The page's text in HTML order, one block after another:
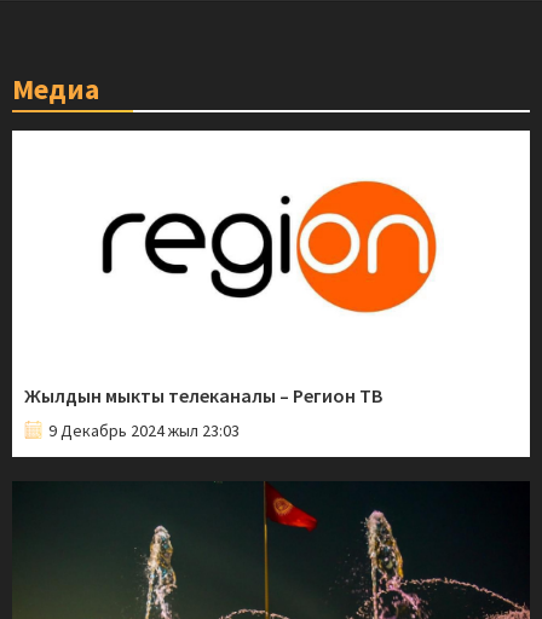
Медиа
Жылдын мыкты телеканалы – Регион ТВ
9 Декабрь 2024 жыл 23:03